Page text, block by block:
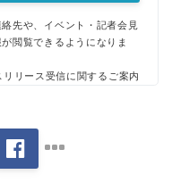
先や、イベント・記者会見
閲覧できるようになりま
リリース受信に関するご案内